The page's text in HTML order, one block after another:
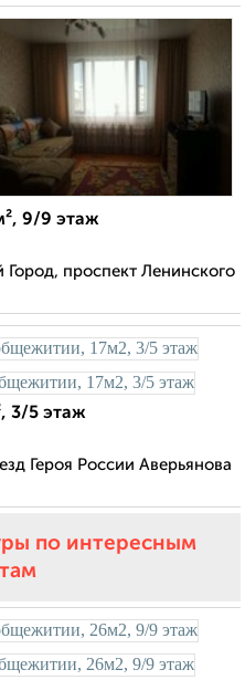
9/9 этаж
проспект Ленинского
3/5 этаж
Героя России Аверьянова
по интересным